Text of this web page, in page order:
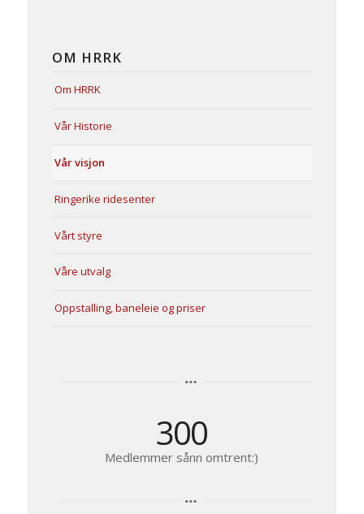
OM HRRK
Om HRRK
Vår Historie
Vår visjon
Ringerike ridesenter
Vårt styre
Våre utvalg
Oppstalling, baneleie og priser
300
Medlemmer sånn omtrent:)